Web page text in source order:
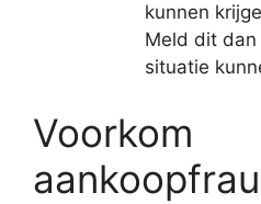
kunnen
Meld dit
situatie
Voorkom